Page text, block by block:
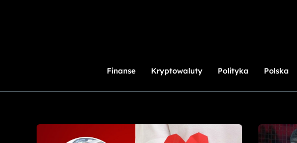
Finanse Kryptowaluty Polityka Polska